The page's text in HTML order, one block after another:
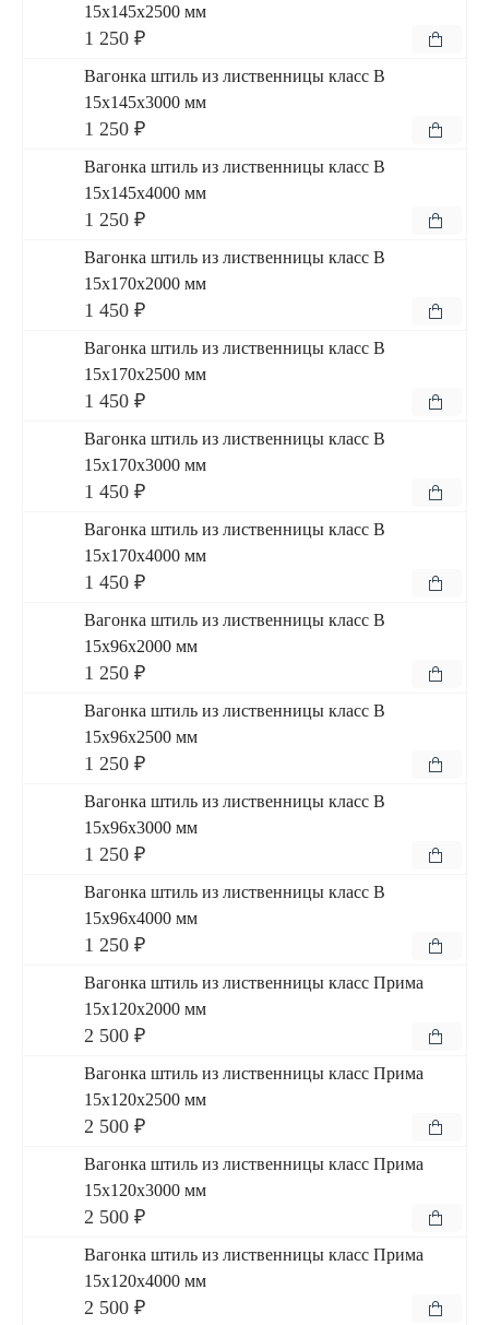
15x145x2500 мм
1 250 ₽
Вагонка штиль из лиственницы класс В
15x145x3000 мм
1 250 ₽
Вагонка штиль из лиственницы класс В
15x145x4000 мм
1 250 ₽
Вагонка штиль из лиственницы класс В
15x170x2000 мм
1 450 ₽
Вагонка штиль из лиственницы класс В
15x170x2500 мм
1 450 ₽
Вагонка штиль из лиственницы класс В
15x170x3000 мм
1 450 ₽
Вагонка штиль из лиственницы класс В
15x170x4000 мм
1 450 ₽
Вагонка штиль из лиственницы класс В
15x96x2000 мм
1 250 ₽
Вагонка штиль из лиственницы класс В
15x96x2500 мм
1 250 ₽
Вагонка штиль из лиственницы класс В
15x96x3000 мм
1 250 ₽
Вагонка штиль из лиственницы класс В
15x96x4000 мм
1 250 ₽
Вагонка штиль из лиственницы класс Прима
15x120x2000 мм
2 500 ₽
Вагонка штиль из лиственницы класс Прима
15x120x2500 мм
2 500 ₽
Вагонка штиль из лиственницы класс Прима
15x120x3000 мм
2 500 ₽
Вагонка штиль из лиственницы класс Прима
15x120x4000 мм
2 500 ₽